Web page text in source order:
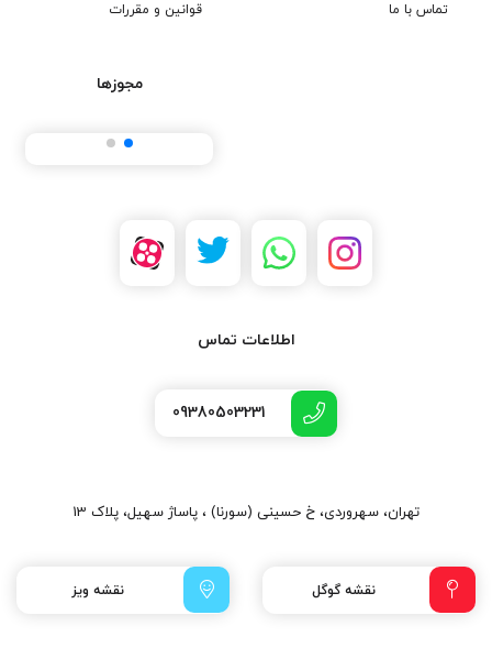
تماس با ما قوانین و مقررات
مجوزها
اطلاعات تماس
09380503231
تهران، سهروردی، خ حسینی (سورنا) ، پاساژ سهیل، پلاک 13
نقشه گوگل نقشه ویز